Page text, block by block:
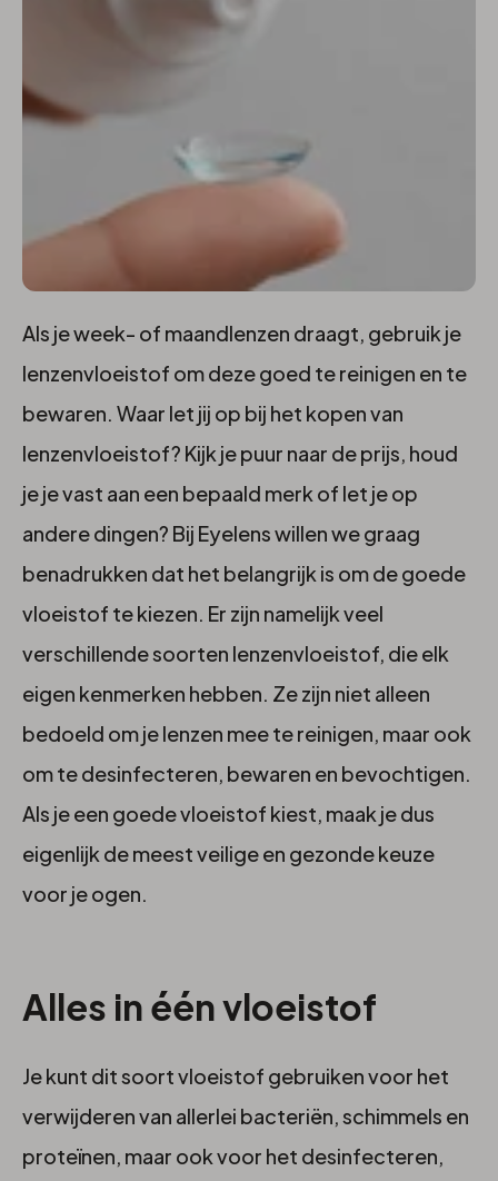
Maakt
het
uit
welke
lenzenvloeistof
je
kiest?
Als je week- of maandlenzen draagt, gebruik je
lenzenvloeistof om deze goed te reinigen en te
bewaren. Waar let jij op bij het kopen van
lenzenvloeistof? Kijk je puur naar de prijs, houd
je je vast aan een bepaald merk of let je op
andere dingen? Bij Eyelens willen we graag
benadrukken dat het belangrijk is om de goede
vloeistof te kiezen. Er zijn namelijk veel
verschillende soorten lenzenvloeistof, die elk
eigen kenmerken hebben. Ze zijn niet alleen
bedoeld om je lenzen mee te reinigen, maar ook
om te desinfecteren, bewaren en bevochtigen.
Als je een goede vloeistof kiest, maak je dus
eigenlijk de meest veilige en gezonde keuze
voor je ogen.
Alles in één vloeistof
Je kunt dit soort vloeistof gebruiken voor het
verwijderen van allerlei bacteriën, schimmels en
proteïnen, maar ook voor het desinfecteren,